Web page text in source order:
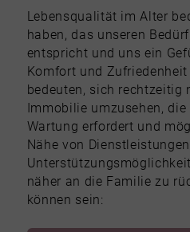
Lebensqualität im Alter
haben, das unseren
entspricht und uns ein
Komfort und
bedeuten, sich rechtzeitig
Immobilie umzusehen,
Wartung erfordert und
Nähe von
näher an die Familie zu
können sein: